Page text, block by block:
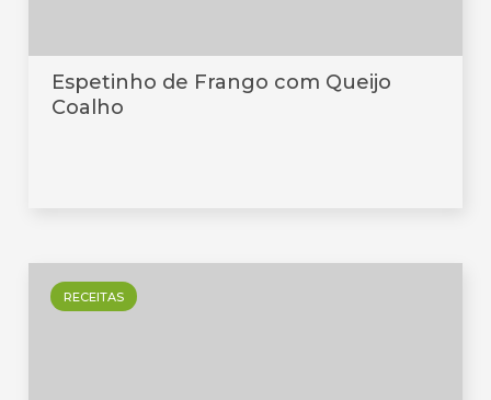
Espetinho de Frango com Queijo
Coalho
RECEITAS